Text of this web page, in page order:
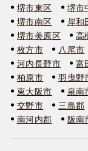
堺市東区
堺市
堺市南区
岸和
堺市美原区
高
枚方市
八尾市
河内長野市
富
柏原市
羽曳野
東大阪市
泉南
交野市
三島郡
南河内郡
阪南